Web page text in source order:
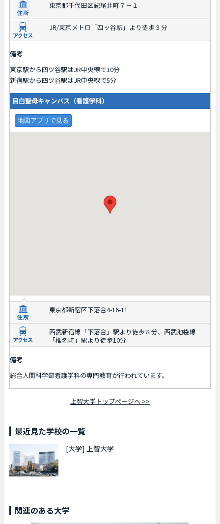
東京都千代田区紀尾井町７－１
JR/東京メトロ「四ッ谷駅」より徒歩３分
備考
東京駅から四ツ谷駅はJR中央線で10分
新宿駅から四ツ谷駅はJR中央線で5分
目白聖母キャンパス（看護学科）
地図アプリで見る
東京都新宿区下落合4-16-11
西武新宿線「下落合」駅より徒歩８分、西武池袋線
「椎名町」駅より徒歩10分
備考
総合人間科学部看護学科の専門教育が行われています。
上智大学トップページへ >>
最近見た学校の一覧
[大学] 上智大学
関連のある大学